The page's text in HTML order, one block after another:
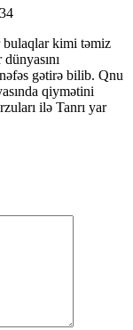
bulaqlar kimi təmiz
gətirə bilib. Qnu
qiymətini
ilə Tanrı yar